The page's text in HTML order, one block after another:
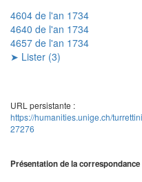
4604 de l'an 1734
4640 de l'an 1734
4657 de l'an 1734
➤ Lister (3)
URL persistante :
https://humanities.unige.ch/
27276
Présentation de la correspondance